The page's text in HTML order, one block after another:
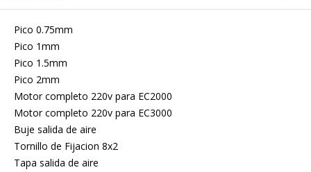
Pico 0.75mm
Pico 1mm
Pico 1.5mm
Pico 2mm
Motor completo 220v para EC2000
Motor completo 220v para EC3000
Buje salida de aire
Tornillo de Fijacion 8x2
Tapa salida de aire